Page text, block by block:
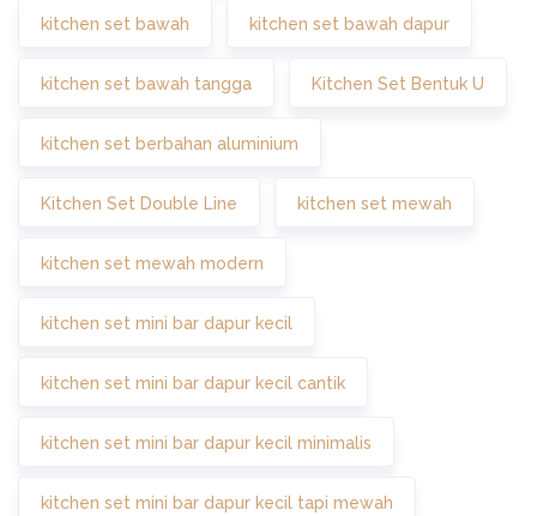
kitchen set bawah kitchen set bawah dapur
kitchen set bawah tangga Kitchen Set Bentuk U
kitchen set berbahan aluminium
Kitchen Set Double Line kitchen set mewah
kitchen set mewah modern
kitchen set mini bar dapur kecil
kitchen set mini bar dapur kecil cantik
kitchen set mini bar dapur kecil minimalis
kitchen set mini bar dapur kecil tapi mewah